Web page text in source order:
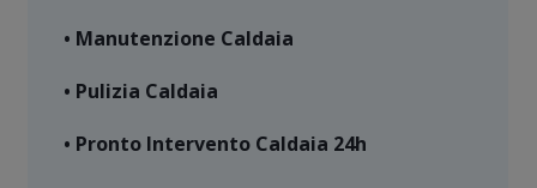
• Manutenzione Caldaia
• Pulizia Caldaia
• Pronto Intervento Caldaia 24h